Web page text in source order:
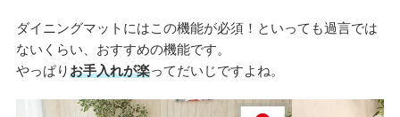
ダイニングマットにはこの機能が必須！といっても過言では
ないくらい、おすすめの機能です。
やっぱりお手入れが楽ってだいじですよね。